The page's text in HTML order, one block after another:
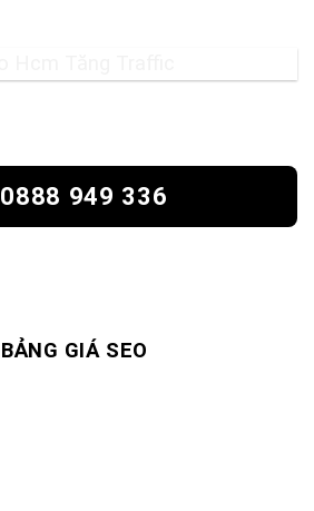
0888 949 336
BẢNG GIÁ SEO